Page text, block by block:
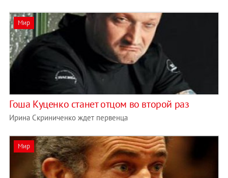
Мир
Гоша Куценко станет отцом во второй раз
Ирина Скриниченко ждет первенца
Мир